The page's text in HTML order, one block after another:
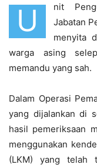
U
nit
Jabatan
menyita
warga asing
memandu yang sah.
Dalam Operasi
yang dijalankan di
hasil pemeriksaan
menggunakan
(LKM) yang telah